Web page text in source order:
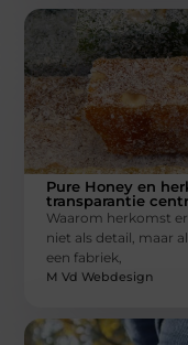
Pure Honey en
transparantie
Waarom herkomst
niet als detail, maar
een fabriek,
M Vd Webdesign